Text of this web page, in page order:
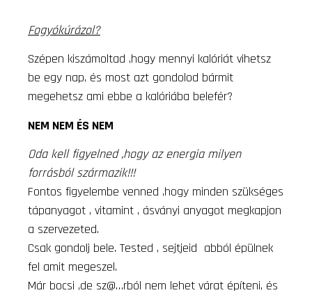
Fogyókúrázol?
Szépen kiszámoltad ,hogy mennyi kalóriát vihetsz
be egy nap, és most azt gondolod bármit
megehetsz ami ebbe a kalóriába belefér?
NEM NEM ÉS NEM
Oda kell figyelned ,hogy az energia milyen
forrásból származik!!!
Fontos figyelembe venned ,hogy minden szükséges
tápanyagot , vitamint , ásványi anyagot megkapjon
a szervezeted.
Csak gondolj bele. Tested , sejtjeid abból épülnek
fel amit megeszel.
Már bocsi ,de sz@…rból nem lehet várat építeni, és